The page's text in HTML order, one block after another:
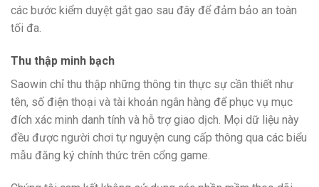
các bước kiểm duyệt gắt gao sau đây để đảm bảo an toàn
tối đa.
Thu thập minh bạch
Saowin chỉ thu thập những thông tin thực sự cần thiết như
tên, số điện thoại và tài khoản ngân hàng để phục vụ mục
đích xác minh danh tính và hỗ trợ giao dịch. Mọi dữ liệu này
đều được người chơi tự nguyện cung cấp thông qua các biểu
mẫu đăng ký chính thức trên cổng game.